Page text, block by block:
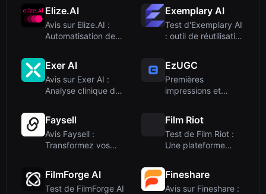
Elize.AI
Avis sur Elize.AI :
Automatisation de
Exemplary AI
Test d'Exemplary AI
: outil de réutilisation
Exer AI
Avis sur Exer AI :
Analyse clinique du
EzUGC
Premières
impressions et
Faysell
Avis Faysell :
Transformez vos
Film Riot
Test de Film Riot :
Une plateforme
FilmForge AI
Test de FilmForge AI
Fineshare
Avis sur Fineshare :